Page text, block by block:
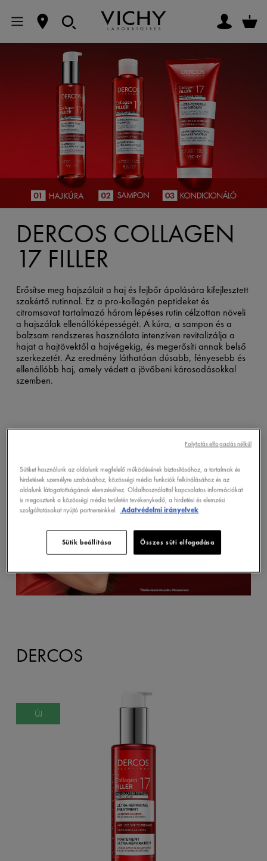
DERCOS COLLAGEN
17 FILLER
Erősítse meg hajszálait a haj és fejbőr ápolására kifejlesztett
szakértő rutinnal. Ez a pro-kollagén peptideket és
citromsavat tartalmazó három lépéses rutin célzottan növeli
a hajszálak ellenállóképességét. A kúra, a sampon és a
balzsam rendszeres használata intenzíven revitalizálja a
hajat a hajtövektől a hajvégekig, és megerősíti annak belső
szerkezetét. Az eredmény láthatóan dúsabb, fényesebb és
ellenállóbb haj, amely védett a jövőbeni károsodásokkal
szemben.
DERCOS
ÚJ
Sütiket használunk az oldalunk megfelelő működésének biztosításához, a tartalmak és
hirdetések személyre szabásához, közösségi média funkciók felkínálásához és az
oldalunk látogatottságának elemzéséhez. Oldalhasználattal kapcsolatos információkat
is megosztunk a közösségi média területén tevékenykedő, a hirdetési és elemzési
szolgáltatásokat nyújtó partnereinkkel.
Adatvédelmi irányelvek
Sütik beállítása Összes süti elfogadása
Folytatás elfogadás nélkül